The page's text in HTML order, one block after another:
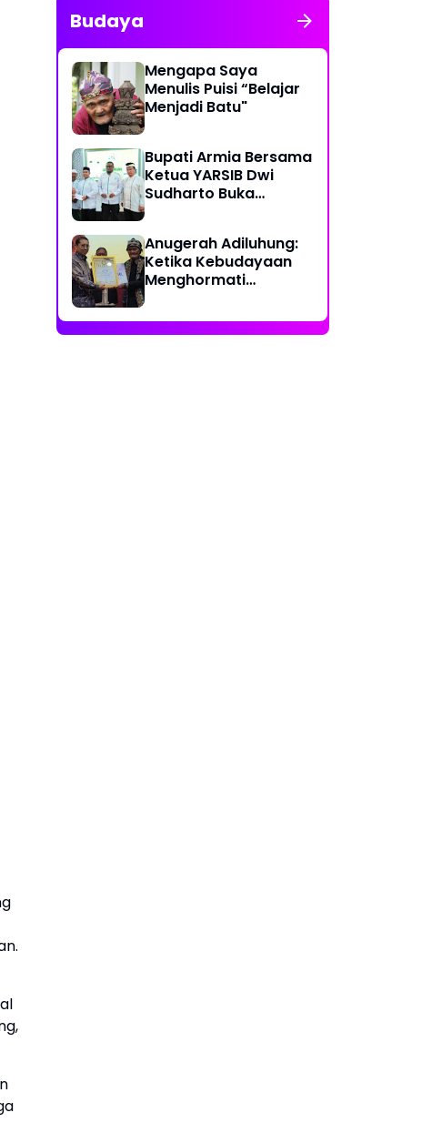
Budaya
Mengapa Saya
Menulis Puisi “Belajar
Menjadi Batu"
Bupati Armia Bersama
Ketua YARSIB Dwi
Sudharto Buka
Anugerah Adiluhung:
Ketika Kebudayaan
Menghormati